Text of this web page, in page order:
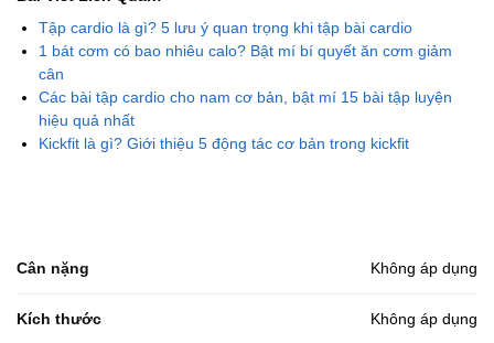
Tập cardio là gì? 5 lưu ý quan trọng khi tập bài cardio
1 bát cơm có bao nhiêu calo? Bật mí bí quyết ăn cơm giảm
cân
Các bài tập cardio cho nam cơ bản, bật mí 15 bài tập luyện
hiệu quả nhất
Kickfit là gì? Giới thiệu 5 động tác cơ bản trong kickfit
Cân nặng Không áp dụng
Kích thước Không áp dụng